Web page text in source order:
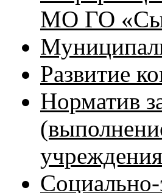
МО ГО
Развитие
Норматив
Социально-